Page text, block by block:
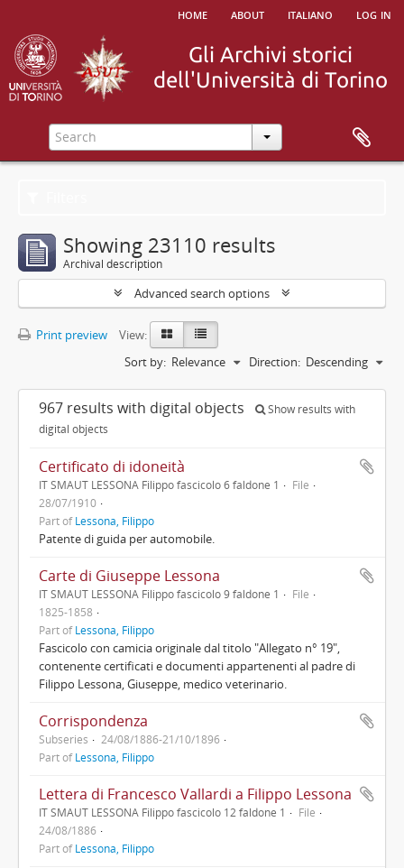
home about italiano log in
Showing 23110 results
Archival description
Advanced search options
Print preview
View:
Sort by: Relevance Direction: Descending
967 results with digital objects
Show results with
digital objects
Certificato di idoneità
IT SMAUT LESSONA Filippo fascicolo 6 faldone 1
File
28/07/1910
Part ofLessona, Filippo
Patente di guida per automobile.
Carte di Giuseppe Lessona
IT SMAUT LESSONA Filippo fascicolo 9 faldone 1
File
1825-1858
Part ofLessona, Filippo
Fascicolo con camicia originale dal titolo "Allegato n° 19",
contenente certificati e documenti appartenenti al padre di
Filippo Lessona, Giuseppe, medico veterinario.
Corrispondenza
Subseries
24/08/1886-21/10/1896
Part ofLessona, Filippo
Lettera di Francesco Vallardi a Filippo Lessona
IT SMAUT LESSONA Filippo fascicolo 12 faldone 1
File
24/08/1886
Part ofLessona, Filippo